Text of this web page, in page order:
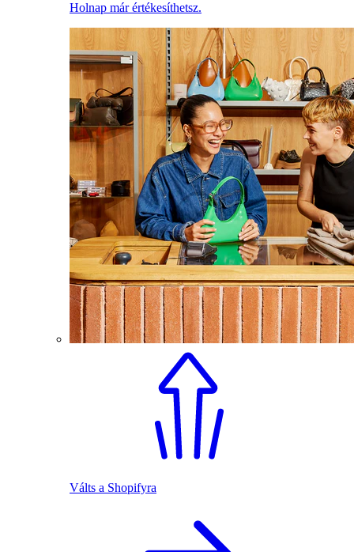
Holnap már értékesíthetsz.
Válts a Shopifyra